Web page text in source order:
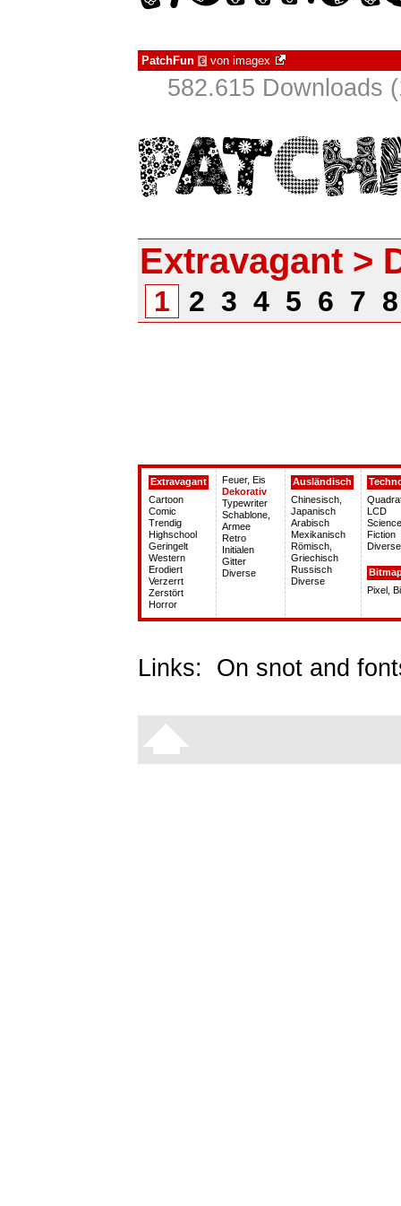
PatchFun € von imagex
582.615 Downloads
Extravagant >
1 2 3 4 5 6 7
Extravagant
Cartoon
Comic
Trendig
Highschool
Geringelt
Western
Erodiert
Verzerrt
Zerstört
Horror
Feuer, Eis
Dekorativ
Typewriter
Schablone,
Armee
Retro
Initialen
Gitter
Diverse
Ausländisch
Chinesisch,
Japanisch
Arabisch
Mexikanisch
Römisch,
Griechisch
Russisch
Diverse
LCD
Fiction
Diverse
Pixel,
Links: On snot and